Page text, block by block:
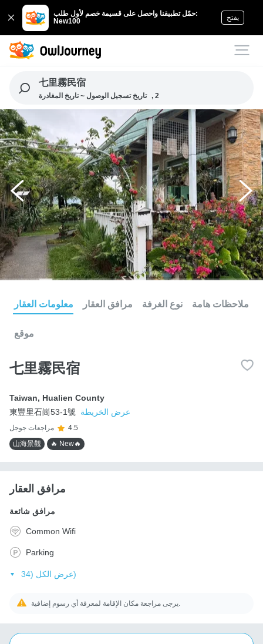
حمّل تطبيقنا واحصل على قسيمة خصم لأول طلب:
New100
يفتح
七里霧民宿
تاريخ تسجيل الوصول ~ تاريخ المغادرة , 2
معلومات العقار مرافق العقار نوع الغرفة ملاحظات هامة
موقع
七里霧民宿
Taiwan, Hualien County
東豐里石崗53-1號
عرض الخريطة
مراجعات جوجل
4.5
山海景觀
🔥 New🔥
مرافق العقار
مرافق شائعة
Common Wifi
Parking
عرض الكل (34)